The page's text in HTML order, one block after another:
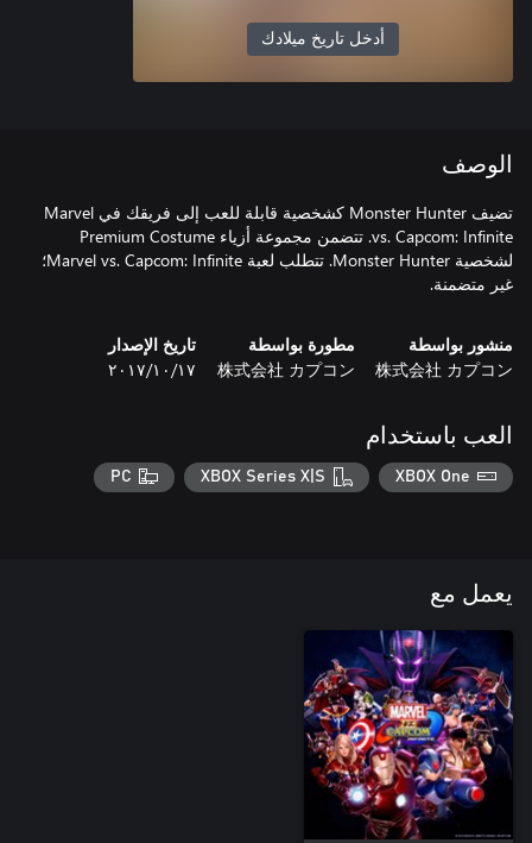
أدخل تاريخ ميلادك
الوصف
تضيف Monster Hunter كشخصية قابلة للعب إلى فريقك في Marvel
vs. Capcom: Infinite. تتضمن مجموعة أزياء Premium Costume
لشخصية Monster Hunter. تتطلب لعبة Marvel vs. Capcom: Infinite؛
غير متضمنة.
منشور بواسطة
株式会社 カプコン
مطورة بواسطة
株式会社 カプコン
تاريخ الإصدار
١٧‏/١٠‏/٢٠١٧
العب باستخدام
XBOX One
XBOX Series X|S
PC
يعمل مع